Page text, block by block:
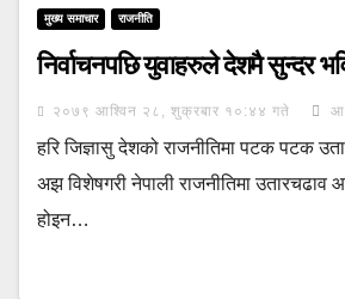
मुख्य समाचार राजनीति
निर्वाचनपछि युवाहरुले देशमै सुन्दर
२०७९ आश्विन २८, शुक्रबार १०:४४ गते
हरि जिज्ञासु देशको राजनीतिमा पटक पटक
अझ विशेषगरी नेपाली राजनीतिमा
होइन…